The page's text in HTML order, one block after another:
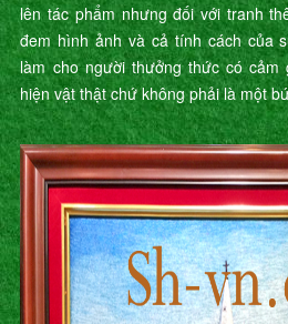
lên tác phẩm nhưng đối với tranh
đem hình ảnh và cả tính cách của
làm cho người thưởng thức có cảm
hiện vật thật chứ không phải là một